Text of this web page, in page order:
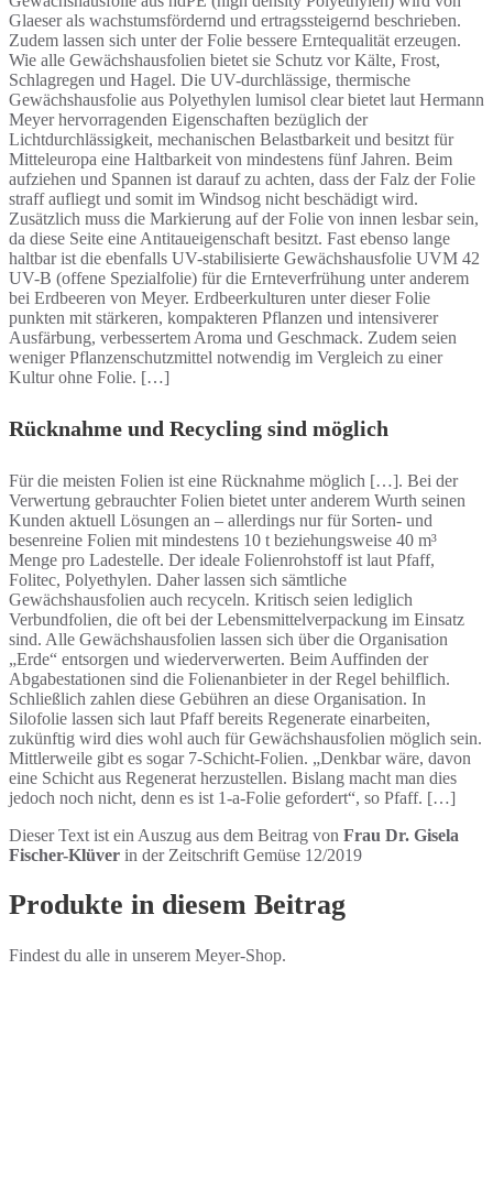
Glaeser als wachstumsfördernd und ertragssteigernd beschrieben.
Zudem lassen sich unter der Folie bessere Erntequalität erzeugen.
Wie alle Gewächshausfolien bietet sie Schutz vor Kälte, Frost,
Schlagregen und Hagel. Die UV-durchlässige, thermische
Gewächshausfolie aus Polyethylen lumisol clear bietet laut Hermann
Meyer hervorragenden Eigenschaften bezüglich der
Lichtdurchlässigkeit, mechanischen Belastbarkeit und besitzt für
Mitteleuropa eine Haltbarkeit von mindestens fünf Jahren. Beim
aufziehen und Spannen ist darauf zu achten, dass der Falz der Folie
straff aufliegt und somit im Windsog nicht beschädigt wird.
Zusätzlich muss die Markierung auf der Folie von innen lesbar sein,
da diese Seite eine Antitaueigenschaft besitzt. Fast ebenso lange
haltbar ist die ebenfalls UV-stabilisierte Gewächshausfolie UVM 42
UV-B (offene Spezialfolie) für die Ernteverfrühung unter anderem
bei Erdbeeren von Meyer. Erdbeerkulturen unter dieser Folie
punkten mit stärkeren, kompakteren Pflanzen und intensiverer
Ausfärbung, verbessertem Aroma und Geschmack. Zudem seien
weniger Pflanzenschutzmittel notwendig im Vergleich zu einer
Kultur ohne Folie. […]
Rücknahme und Recycling sind möglich
Für die meisten Folien ist eine Rücknahme möglich […]. Bei der
Verwertung gebrauchter Folien bietet unter anderem Wurth seinen
Kunden aktuell Lösungen an – allerdings nur für Sorten- und
besenreine Folien mit mindestens 10 t beziehungsweise 40 m³
Menge pro Ladestelle. Der ideale Folienrohstoff ist laut Pfaff,
Folitec, Polyethylen. Daher lassen sich sämtliche
Gewächshausfolien auch recyceln. Kritisch seien lediglich
Verbundfolien, die oft bei der Lebensmittelverpackung im Einsatz
sind. Alle Gewächshausfolien lassen sich über die Organisation
„Erde“ entsorgen und wiederverwerten. Beim Auffinden der
Abgabestationen sind die Folienanbieter in der Regel behilflich.
Schließlich zahlen diese Gebühren an diese Organisation. In
Silofolie lassen sich laut Pfaff bereits Regenerate einarbeiten,
zukünftig wird dies wohl auch für Gewächshausfolien möglich sein.
Mittlerweile gibt es sogar 7-Schicht-Folien. „Denkbar wäre, davon
eine Schicht aus Regenerat herzustellen. Bislang macht man dies
jedoch noch nicht, denn es ist 1-a-Folie gefordert“, so Pfaff. […]
Dieser Text ist ein Auszug aus dem Beitrag von Frau Dr. Gisela
Fischer-Klüver in der Zeitschrift Gemüse 12/2019
Produkte in diesem Beitrag
Findest du alle in unserem Meyer-Shop.